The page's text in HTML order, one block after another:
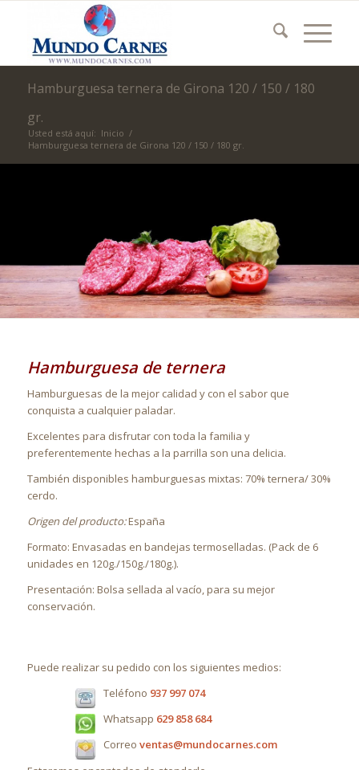
Hamburguesa ternera de Girona 120 / 150 / 180
gr.
Usted está aquí: Inicio /
Hamburguesa ternera de Girona 120 / 150 / 180 gr.
Hamburguesa de ternera
Hamburguesas de la mejor calidad y con el sabor que
conquista a cualquier paladar.
Excelentes para disfrutar con toda la familia y
preferentemente hechas a la parrilla son una delicia.
También disponibles hamburguesas mixtas: 70% ternera/ 30%
cerdo.
Origen del producto:España
Formato: Envasadas en bandejas termoselladas. (Pack de 6
unidades en 120g./150g./180g.).
Presentación: Bolsa sellada al vacío, para su mejor
conservación.
Puede realizar su pedido con los siguientes medios:
Teléfono 937 997 074
Whatsapp 629 858 684
Correo ventas@mundocarnes.com